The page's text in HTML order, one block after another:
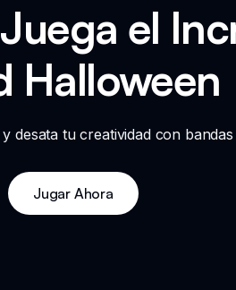
el
Halloween
tu creatividad con
Jugar Ahora